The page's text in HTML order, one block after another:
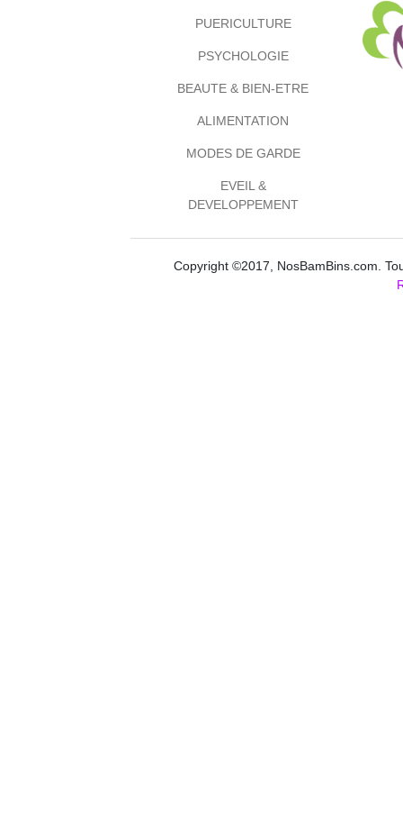
PUERICULTURE
PSYCHOLOGIE
BEAUTE & BIEN-ETRE
ALIMENTATION
MODES DE GARDE
EVEIL &
DEVELOPPEMENT
Copyright ©2017, NosBamBins.com.